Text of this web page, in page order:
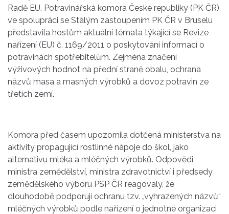
Radě EU. Potravinářská komora České republiky (PK ČR)
ve spolupráci se Stálým zastoupením PK ČR v Bruselu
představila hostům aktuální témata týkající se Revize
nařízení (EU) č. 1169/2011 o poskytování informací o
potravinách spotřebitelům. Zejména značení
výživových hodnot na přední straně obalu, ochrana
názvů masa a masných výrobků a dovoz potravin ze
třetích zemí.
Komora před časem upozornila dotčená ministerstva na
aktivity propagující rostlinné nápoje do škol, jako
alternativu mléka a mléčných výrobků. Odpovědi
ministra zemědělství, ministra zdravotnictví i předsedy
zemědělského výboru PSP ČR reagovaly, že
dlouhodobě podporují ochranu tzv. „vyhrazených názvů“
mléčných výrobků podle nařízení o jednotné organizaci